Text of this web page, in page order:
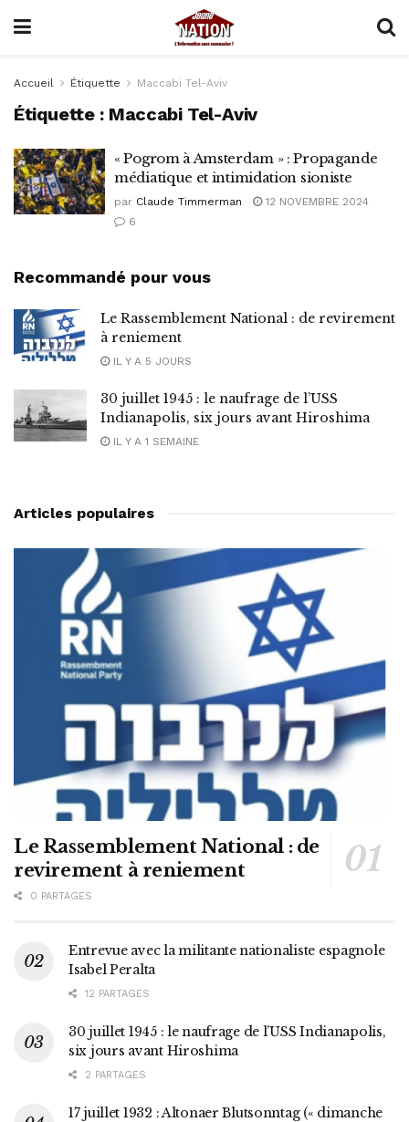
Accueil Étiquette Maccabi Tel-Aviv
Étiquette : Maccabi Tel-Aviv
« Pogrom à Amsterdam » : Propagande
médiatique et intimidation sioniste
par Claude Timmerman
12 NOVEMBRE 2024
6
Recommandé pour vous
Le Rassemblement National : de revirement
à reniement
IL Y A 5 JOURS
30 juillet 1945 : le naufrage de l’USS
Indianapolis, six jours avant Hiroshima
IL Y A 1 SEMAINE
Articles populaires
Le Rassemblement National : de
revirement à reniement
0 PARTAGES
Entrevue avec la militante nationaliste espagnole
Isabel Peralta
12 PARTAGES
30 juillet 1945 : le naufrage de l’USS Indianapolis,
six jours avant Hiroshima
2 PARTAGES
17 juillet 1932 : Altonaer Blutsonntag (« dimanche